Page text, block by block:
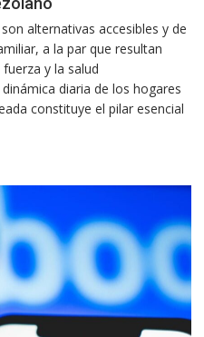
alternativas accesibles y de
a la par que resultan
y la salud
diaria de los hogares
constituye el pilar esencial